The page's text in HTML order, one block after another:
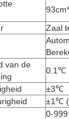
Zaal
van de
0.1℃
±3℃
±1℃
0-